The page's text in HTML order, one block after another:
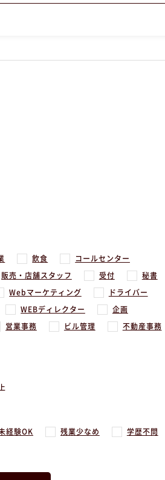
飲食 コールセンター
販売・店舗スタッフ 受付 秘書
Webマーケティング ドライバー
WEBディレクター 企画
営業事務 ビル管理 不動産事務
経験OK 残業少なめ 学歴不問